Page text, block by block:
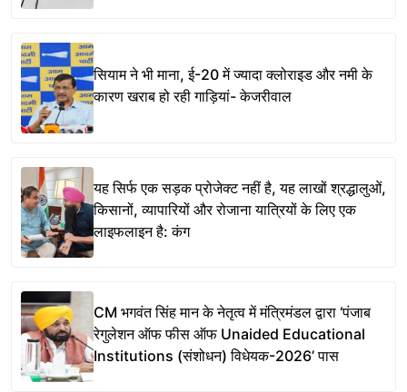
सियाम ने भी माना, ई-20 में ज्यादा क्लोराइड और नमी के
कारण खराब हो रही गाड़ियां- केजरीवाल
यह सिर्फ एक सड़क प्रोजेक्ट नहीं है, यह लाखों श्रद्धालुओं,
किसानों, व्यापारियों और रोजाना यात्रियों के लिए एक
लाइफलाइन है: कंग
CM भगवंत सिंह मान के नेतृत्व में मंत्रिमंडल द्वारा ‘पंजाब
रेगुलेशन ऑफ फीस ऑफ Unaided Educational
Institutions (संशोधन) विधेयक-2026’ पास